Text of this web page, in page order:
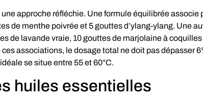
approche réfléchie. Une formule équilibrée associe
de menthe poivrée et 5 gouttes d’ylang-ylang. Une
de lavande vraie, 10 gouttes de marjolaine à
associations, le dosage total ne doit pas dépasser
se situe entre 55 et 60°C.
huiles essentielles